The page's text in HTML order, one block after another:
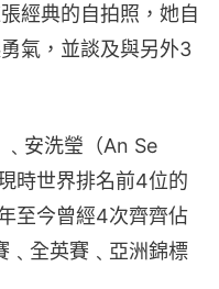
經典的自拍照，她自
氣，並談及與另外3
安洗瑩（An Se
時世界排名前4位的
至今曾經4次齊齊佔
﹑全英賽﹑亞洲錦標